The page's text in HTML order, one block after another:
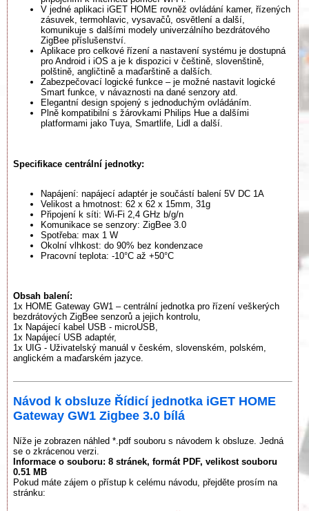
V jedné aplikaci iGET HOME rovněž ovládání kamer, řízených
zásuvek, termohlavic, vysavačů, osvětlení a další,
komunikuje s dalšími modely univerzálního bezdrátového
ZigBee příslušenství.
Aplikace pro celkové řízení a nastavení systému je dostupná
pro Android i iOS a je k dispozici v češtině, slovenštině,
polštině, angličtině a maďarštině a dalších.
Zabezpečovací logické funkce – je možné nastavit logické
Smart funkce, v návaznosti na dané senzory atd.
Elegantní design spojený s jednoduchým ovládáním.
Plně kompatibilní s žárovkami Philips Hue a dalšími
platformami jako Tuya, Smartlife, Lidl a další.
Specifikace centrální jednotky:
Napájení: napájecí adaptér je součástí balení 5V DC 1A
Velikost a hmotnost: 62 x 62 x 15mm, 31g
Připojení k síti: Wi-Fi 2,4 GHz b/g/n
Komunikace se senzory: ZigBee 3.0
Spotřeba: max 1 W
Okolní vlhkost: do 90% bez kondenzace
Pracovní teplota: -10°C až +50°C
Obsah balení:
1x HOME Gateway GW1 – centrální jednotka pro řízení veškerých
bezdrátových ZigBee senzorů a jejich kontrolu,
1x Napájecí kabel USB - microUSB,
1x Napájecí USB adaptér,
1x UIG - Uživatelský manuál v českém, slovenském, polském,
anglickém a maďarském jazyce.
Návod k obsluze Řídicí jednotka iGET HOME
Gateway GW1 Zigbee 3.0 bílá
Níže je zobrazen náhled *.pdf souboru s návodem k obsluze. Jedná
se o zkrácenou verzi.
Informace o souboru: 8 stránek, formát PDF, velikost souboru
0.51 MB
Pokud máte zájem o přístup k celému návodu, přejděte prosím na
stránku: